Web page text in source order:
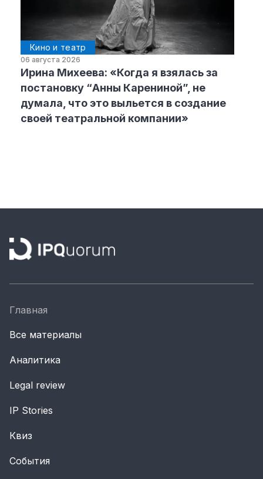
Кино и театр
06 августа 2026
Ирина Михеева: «Когда я взялась за
постановку “Анны Карениной”, не
думала, что это выльется в создание
своей театральной компании»
Главная
Все материалы
Аналитика
Legal review
IP Stories
Квиз
События